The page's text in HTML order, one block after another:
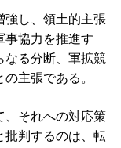
し、領土的主張
事協力を推進す
なる分断、軍拡競
主張である。
それへの対応策
批判するのは、転